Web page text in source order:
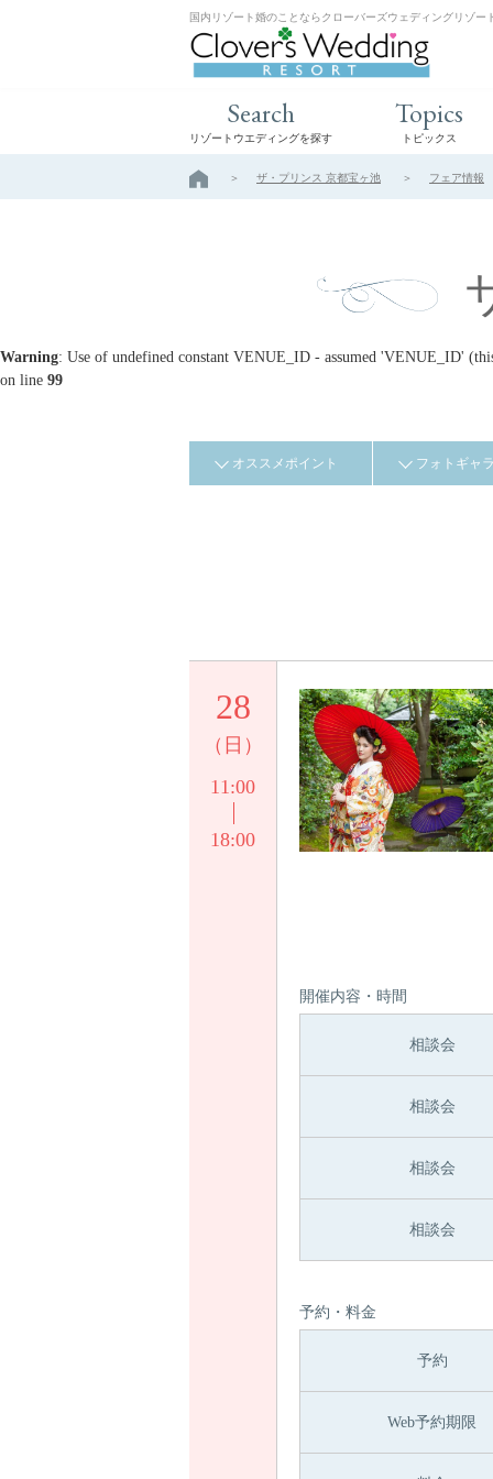
国内リゾート婚のことならクローバーズウェディングリゾー
Search
リゾートウエディングを探す
Topics
トピックス
ザ・プリンス 京都宝ヶ池 フェア情報
Warning: Use of undefined constant VENUE_ID - assumed 'VENUE_ID'
on line 99
オススメポイント フォトギャ
28
（日）
11:00
18:00
開催内容・時間
相談会
相談会
相談会
相談会
予約・料金
予約
Web予約期限